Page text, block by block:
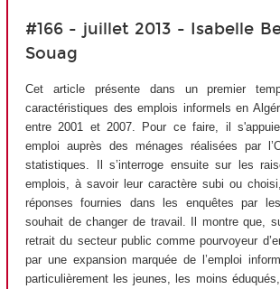
#166 - juillet 2013 - Isabelle
Souag
Cet article présente dans un premier
caractéristiques des emplois informels en
entre 2001 et 2007. Pour ce faire, il
emploi auprès des ménages réalisées par
statistiques. Il s’interroge ensuite sur les
emplois, à savoir leur caractère subi ou
réponses fournies dans les enquêtes par
souhait de changer de travail. Il montre que,
retrait du secteur public comme pourvoyeur
par une expansion marquée de l’emploi
particulièrement les jeunes, les moins